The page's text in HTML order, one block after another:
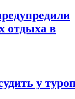
отдыха в
у